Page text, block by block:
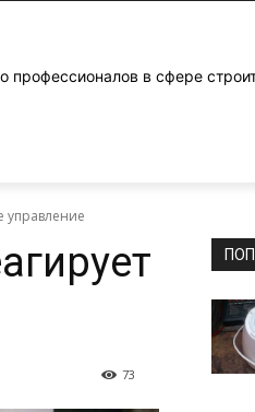
профессионалов в сфере
управление
73